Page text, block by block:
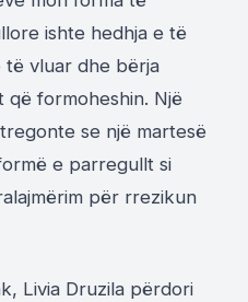
ishte hedhja e të
të vluar dhe bërja
që formoheshin. Një
se një martesë
e parregullt si
për rrezikun
Livia Druzila përdori